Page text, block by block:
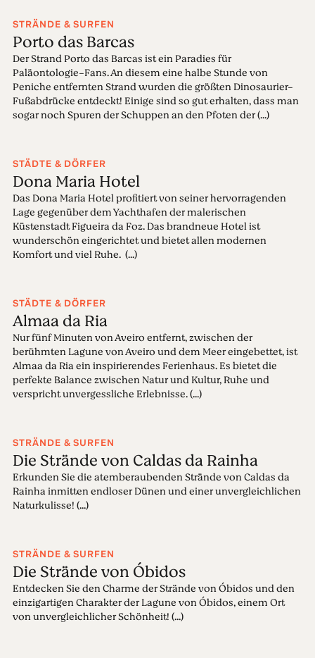
STRÄNDE & SURFEN
Porto das Barcas
Der Strand Porto das Barcas ist ein Paradies für
Paläontologie-Fans. An diesem eine halbe Stunde von
Peniche entfernten Strand wurden die größten Dinosaurier-
Fußabdrücke entdeckt! Einige sind so gut erhalten, dass man
sogar noch Spuren der Schuppen an den Pfoten der (...)
STÄDTE & DÖRFER
Dona Maria Hotel
Das Dona Maria Hotel profitiert von seiner hervorragenden
Lage gegenüber dem Yachthafen der malerischen
Küstenstadt Figueira da Foz. Das brandneue Hotel ist
wunderschön eingerichtet und bietet allen modernen
Komfort und viel Ruhe. (...)
STÄDTE & DÖRFER
Almaa da Ria
Nur fünf Minuten von Aveiro entfernt, zwischen der
berühmten Lagune von Aveiro und dem Meer eingebettet, ist
Almaa da Ria ein inspirierendes Ferienhaus. Es bietet die
perfekte Balance zwischen Natur und Kultur, Ruhe und
verspricht unvergessliche Erlebnisse. (...)
STRÄNDE & SURFEN
Die Strände von Caldas da Rainha
Erkunden Sie die atemberaubenden Strände von Caldas da
Rainha inmitten endloser Dünen und einer unvergleichlichen
Naturkulisse! (...)
STRÄNDE & SURFEN
Die Strände von Óbidos
Entdecken Sie den Charme der Strände von Óbidos und den
einzigartigen Charakter der Lagune von Óbidos, einem Ort
von unvergleichlicher Schönheit! (...)